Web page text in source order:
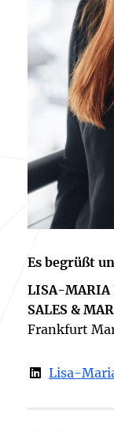
Es begrüßt
LISA-MARIA
SALES &
Frankfurt
Lisa-